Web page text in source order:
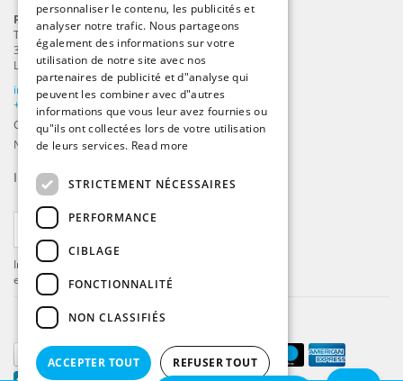
ProFlags B.V.
Tilbury 8
3897 AC,Zeewolde
Les Pays-Bas
info@beachflags.com
+31 (0) 85 401 4648
Chambre de commerce: 92559840
Numéro de TVA: NL866099657B01
Inscrivez-vous à notrefil d’actualité
Inscrivez-vous pour recevoir les dernières offres
et mises à jour .
GERMAN
FRENCH
personnaliser le contenu, les publicités et
analyser notre trafic. Nous partageons
également des informations sur votre
utilisation de notre site avec nos
partenaires de publicité et d"analyse qui
peuvent les combiner avec d"autres
informations que vous leur avez fournies ou
qu"ils ont collectées lors de votre utilisation
de leurs services. Read more
STRICTEMENT NÉCESSAIRES
PERFORMANCE
CIBLAGE
FONCTIONNALITÉ
NON CLASSIFIÉS
ACCEPTER TOUT REFUSER TOUT